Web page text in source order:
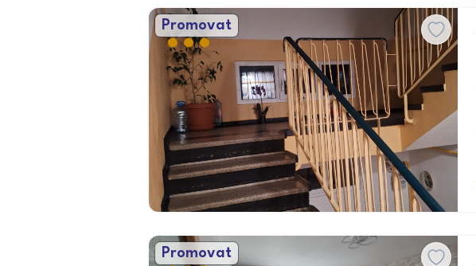
Promovat
Promovat